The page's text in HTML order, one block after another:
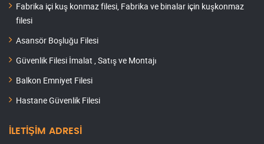
Fabrika içi kuş konmaz filesi, Fabrika ve binalar için kuşkonmaz
filesi
Asansör Boşluğu Filesi
Güvenlik Filesi İmalat , Satış ve Montajı
Balkon Emniyet Filesi
Hastane Güvenlik Filesi
İLETİŞİM ADRESİ